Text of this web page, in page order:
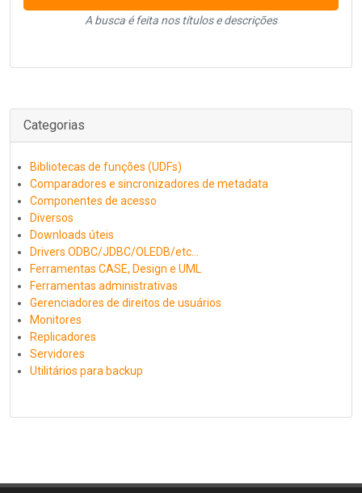
A busca é feita nos títulos e descrições
Categorias
Bibliotecas de funções (UDFs)
Comparadores e sincronizadores de metadata
Componentes de acesso
Diversos
Downloads úteis
Drivers ODBC/JDBC/OLEDB/etc...
Ferramentas CASE, Design e UML
Ferramentas administrativas
Gerenciadores de direitos de usuários
Monitores
Replicadores
Servidores
Utilitários para backup